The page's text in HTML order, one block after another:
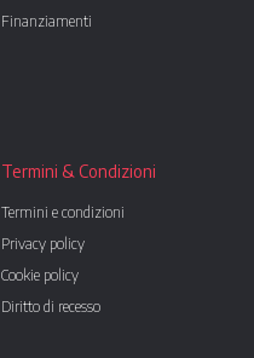
Finanziamenti
Termini & Condizioni
Termini e condizioni
Privacy policy
Cookie policy
Diritto di recesso